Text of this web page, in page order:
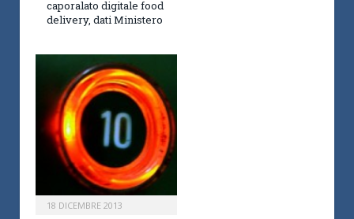
caporalato digitale food
delivery, dati Ministero
18 DICEMBRE 2013